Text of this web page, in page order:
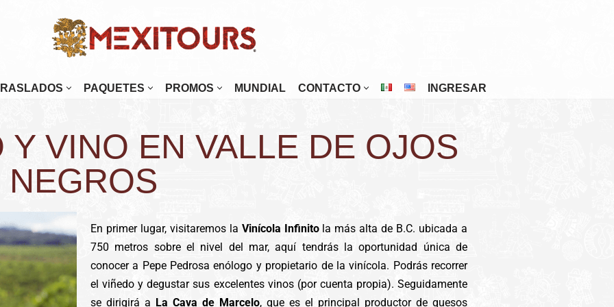
Cabos
Oaxaca
Puerto Vallarta
Morelia
San Cristóbal De Las Casas
Zacatecas
PAQUETES PROMOS MUNDIAL CONTACTO INGRESAR
Y VINO EN VALLE DE OJOS
NEGROS
En primer lugar, visitaremos la Vinícola Infinito la más alta de B.C. ubicada a
750 metros sobre el nivel del mar, aquí tendrás la oportunidad única de
conocer a Pepe Pedrosa enólogo y propietario de la vinícola. Podrás recorrer
el viñedo y degustar sus excelentes vinos (por cuenta propia). Seguidamente
se dirigirá a La Cava de Marcelo, que es el principal productor de quesos